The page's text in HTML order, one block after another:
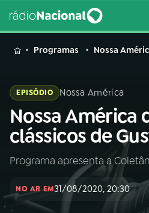
MENU
Buscar
na
Rádio
Nacional
Buscar
AO VIVO
Programas Nossa
EPISÓDIO Nossa América
Nossa América
clássicos de
Programa apresenta a
NO AR EM31/08/2020, 20:30